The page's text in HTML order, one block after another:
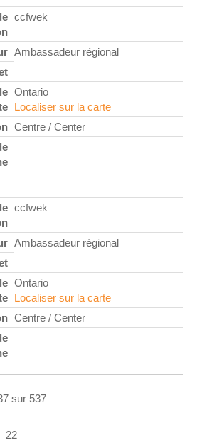
ccfwek
Ambassadeur régional
Ontario
Localiser sur la carte
Centre / Center
ccfwek
Ambassadeur régional
Ontario
Localiser sur la carte
Centre / Center
sur 537
22